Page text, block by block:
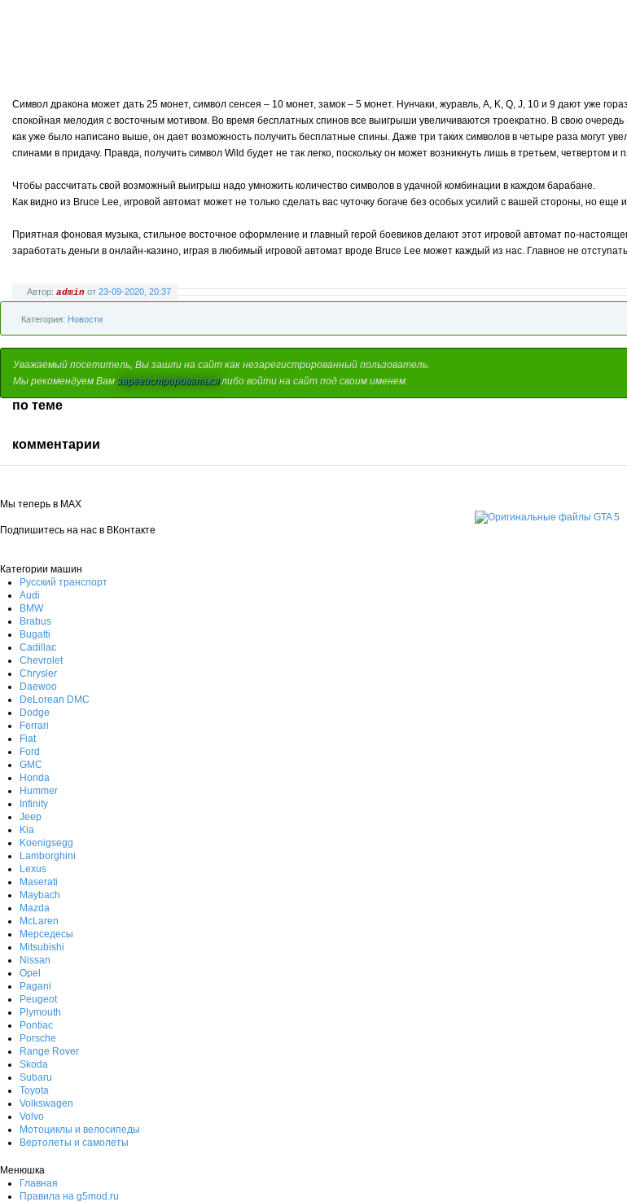
Символ дракона может дать 25 монет, символ сенсея – 10 монет, замок – 5 монет. Нунчаки, журавль, A, K, Q, J, 10 и 9 дают уже
спокойная мелодия с восточным мотивом. Во время бесплатных спинов все выигрыши увеличиваются троекратно. В свою
как уже было написано выше, он дает возможность получить бесплатные спины. Даже три таких символов в четыре раза могут
спинами в придачу. Правда, получить символ Wild будет не так легко, поскольку он может возникнуть лишь в третьем, четвертом и
Чтобы рассчитать свой возможный выигрыш надо умножить количество символов в удачной комбинации в каждом барабане.
Как видно из Bruce Lee, игровой автомат может не только сделать вас чуточку богаче без особых усилий с вашей стороны, но еще
Приятная фоновая музыка, стильное восточное оформление и главный герой боевиков делают этот игровой автомат по-
заработать деньги в онлайн-казино, играя в любимый игровой автомат вроде Bruce Lee может каждый из нас. Главное не
Автор: admin от 23-09-2020, 20:37
Категория: Новости
Уважаемый посетитель, Вы зашли на сайт как незарегистрированный пользователь.
Мы рекомендуем Вам зарегистрироватьсялибо войти на сайт под своим именем.
по теме
комментарии
Мы теперь в MAX
Подпишитесь на нас в ВКонтакте
Категории машин
Русский транспорт
Audi
BMW
Brabus
Bugatti
Cadillac
Chevrolet
Chrysler
Daewoo
DeLorean DMC
Dodge
Ferrari
Fiat
Ford
GMC
Honda
Hummer
Infinity
Jeep
Kia
Koenigsegg
Lamborghini
Lexus
Maserati
Maybach
Mazda
McLaren
Мерседесы
Mitsubishi
Nissan
Opel
Pagani
Peugeot
Plymouth
Pontiac
Porsche
Range Rover
Skoda
Subaru
Toyota
Volkswagen
Volvo
Мотоциклы и велосипеды
Вертолеты и самолеты
Менюшка
Главная
Правила на g5mod.ru